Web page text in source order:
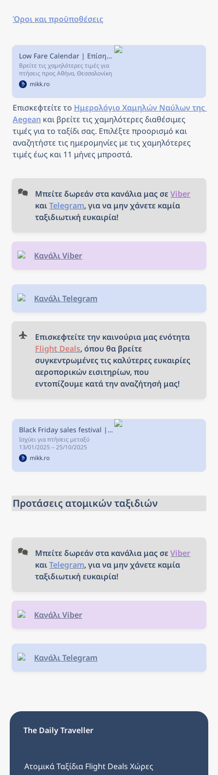
Όροι και προϋποθέσεις
Low Fare Calendar | Επίσημη ιστοσελίδα Aegean | Αεροπορικά σε Ελλάδα & εξωτερικό
Βρείτε τις χαμηλότερες τιμές για
πτήσεις προς Αθήνα, Θεσσαλονίκη
και όλους τους προορισμούς του
δικτύου της Aegean Airlines σε
Μεσόγειο και Ευρώπη!
mikk.ro
Επισκεφτείτε το Ημερολόγιο Χαμηλών Ναύλων της
Aegean και βρείτε τις χαμηλότερες διαθέσιμες
τιμές για το ταξίδι σας. Επιλέξτε προορισμό και
αναζητήστε τις ημερομηνίες με τις χαμηλότερες
τιμές έως και 11 μήνες μπροστά.
Μπείτε δωρεάν στα κανάλια μας σε Viber
και Telegram, για να μην χάνετε καμία
ταξιδιωτική ευκαιρία!
Κανάλι Viber
Κανάλι Telegram
Flight Deals, όπου θα βρείτε
συγκεντρωμένες τις καλύτερες ευκαιρίες
αεροπορικών εισιτηρίων, που
εντοπίζουμε κατά την αναζήτησή μας!
Black Friday sales festival | Επίσημη ιστοσελίδα Aegean | Αεροπορικά σε Ελλάδα & εξωτερικό
Ισχύει για πτήσεις μεταξύ
13/01/2025 – 25/10/2025
mikk.ro
Προτάσεις ατομικών ταξιδιών
Μπείτε δωρεάν στα κανάλια μας σε Viber
και Telegram, για να μην χάνετε καμία
ταξιδιωτική ευκαιρία!
Κανάλι Viber
Κανάλι Telegram
The Daily Traveller
Ατομικά Ταξίδια Flight Deals Χώρες